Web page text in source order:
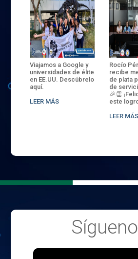
Viajamos a Google y
universidades de élite
en EE.UU. Descúbrelo
aquí.
LEER MÁS
Rocío
recibe
de plata
de
🎉👏
este
LEER MÁS